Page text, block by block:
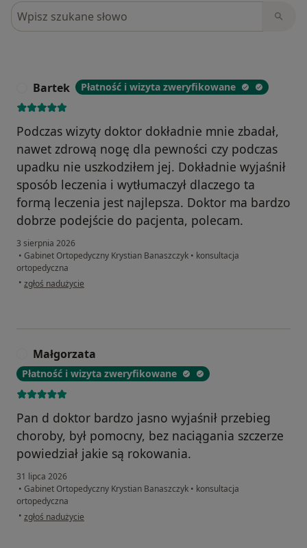
Szukaj w opiniach
Bartek Płatność i wizyta zweryfikowane
Podczas wizyty doktor dokładnie mnie zbadał,
nawet zdrową nogę dla pewności czy podczas
upadku nie uszkodziłem jej. Dokładnie wyjaśnił
sposób leczenia i wytłumaczył dlaczego ta
formą leczenia jest najlepsza. Doktor ma bardzo
dobrze podejście do pacjenta, polecam.
3 sierpnia 2026
• Gabinet Ortopedyczny Krystian Banaszczyk • konsultacja
ortopedyczna
• w opinii użytkownika Bartek
zgłoś nadużycie
Małgorzata
Płatność i wizyta zweryfikowane
Pan d doktor bardzo jasno wyjaśnił przebieg
choroby, był pomocny, bez naciągania szczerze
powiedział jakie są rokowania.
31 lipca 2026
• Gabinet Ortopedyczny Krystian Banaszczyk • konsultacja
ortopedyczna
• w opinii użytkownika Małgorzata
zgłoś nadużycie